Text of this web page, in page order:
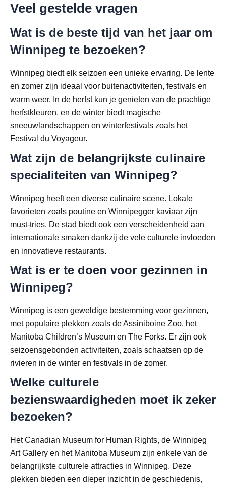
Veel gestelde vragen
Wat is de beste tijd van het jaar om
Winnipeg te bezoeken?
Winnipeg biedt elk seizoen een unieke ervaring. De lente
en zomer zijn ideaal voor buitenactiviteiten, festivals en
warm weer. In de herfst kun je genieten van de prachtige
herfstkleuren, en de winter biedt magische
sneeuwlandschappen en winterfestivals zoals het
Festival du Voyageur.
Wat zijn de belangrijkste culinaire
specialiteiten van Winnipeg?
Winnipeg heeft een diverse culinaire scene. Lokale
favorieten zoals poutine en Winnipegger kaviaar zijn
must-tries. De stad biedt ook een verscheidenheid aan
internationale smaken dankzij de vele culturele invloeden
en innovatieve restaurants.
Wat is er te doen voor gezinnen in
Winnipeg?
Winnipeg is een geweldige bestemming voor gezinnen,
met populaire plekken zoals de Assiniboine Zoo, het
Manitoba Children’s Museum en The Forks. Er zijn ook
seizoensgebonden activiteiten, zoals schaatsen op de
rivieren in de winter en festivals in de zomer.
Welke culturele
bezienswaardigheden moet ik zeker
bezoeken?
Het Canadian Museum for Human Rights, de Winnipeg
Art Gallery en het Manitoba Museum zijn enkele van de
belangrijkste culturele attracties in Winnipeg. Deze
plekken bieden een dieper inzicht in de geschiedenis,